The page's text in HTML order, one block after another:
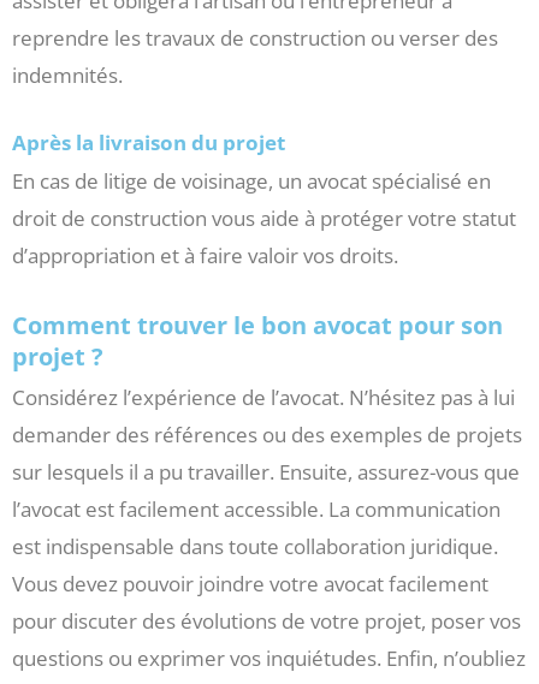
reprendre les travaux de construction ou verser des
indemnités.
Après la livraison du projet
En cas de litige de voisinage, un avocat spécialisé en
droit de construction vous aide à protéger votre statut
d’appropriation et à faire valoir vos droits.
Comment trouver le bon avocat pour son
projet ?
Considérez l’expérience de l’avocat. N’hésitez pas à lui
demander des références ou des exemples de projets
sur lesquels il a pu travailler. Ensuite, assurez-vous que
l’avocat est facilement accessible. La communication
est indispensable dans toute collaboration juridique.
Vous devez pouvoir joindre votre avocat facilement
pour discuter des évolutions de votre projet, poser vos
questions ou exprimer vos inquiétudes. Enfin, n’oubliez